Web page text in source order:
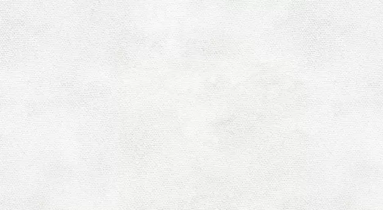
[%title%]
[%lead%]
[%list_start%]
[%list_end%]
[%article%]